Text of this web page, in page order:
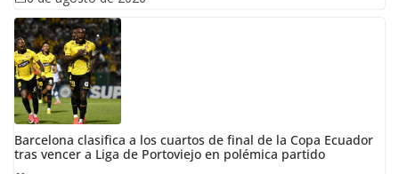
Barcelona clasifica a los cuartos de final de la Copa Ecuador
tras vencer a Liga de Portoviejo en polémica partido